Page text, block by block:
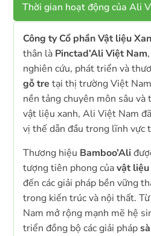
Thời gian hoạt động của Ali
Công ty Cổ phần Vật liệu
thân là Pinctad’Ali Việt Nam
nghiên cứu, phát triển và
gỗ tre tại thị trường Việt
nền tảng chuyên môn sâu và
vật liệu xanh, Ali Việt Nam
vị thế dẫn đầu trong lĩnh vực
Thương hiệu Bamboo’Ali
tượng tiên phong củavật
đến các giải pháp bền vững
trong kiến trúc và nội thất.
Nam mở rộng mạnh mẽ hệ
triển đồng bộ các giải pháp